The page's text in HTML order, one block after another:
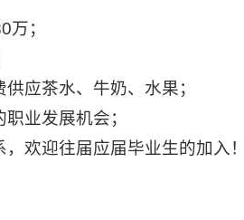
；
应茶水、牛奶、水果；
业发展机会；
欢迎往届应届毕业生的加入！